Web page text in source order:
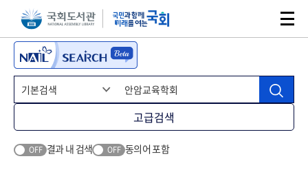
본문 바로가기주메뉴 바로가기
고급검색
OFF 결과 내 검색 OFF 동의어 포함